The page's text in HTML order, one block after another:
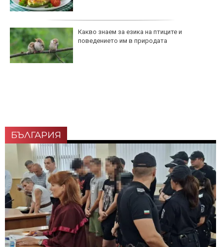
Какво знаем за езика на птиците и
поведението им в природата
БЪЛГАРИЯ